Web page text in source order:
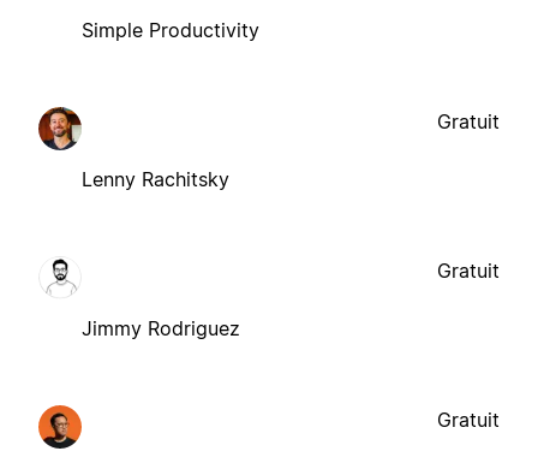
Simple Productivity
Lenny Rachitsky
Gratuit
Jimmy Rodriguez
Gratuit
Gratuit